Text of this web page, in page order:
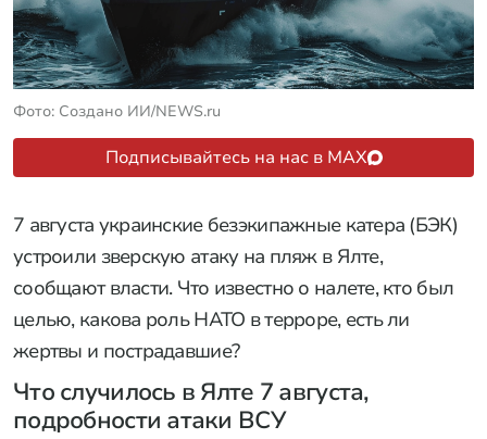
Фото: Создано ИИ/NEWS.ru
Подписывайтесь на нас в MAX
7 августа украинские безэкипажные катера (БЭК)
устроили зверскую атаку на пляж в Ялте,
сообщают власти. Что известно о налете, кто был
целью, какова роль НАТО в терроре, есть ли
жертвы и пострадавшие?
Что случилось в Ялте 7 августа,
подробности атаки ВСУ